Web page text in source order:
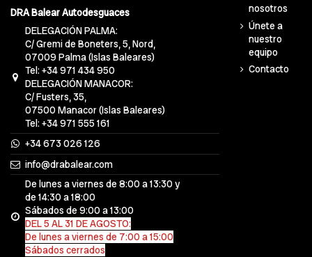
DRA Balear Autodesguaces
DELEGACIÓN PALMA:
C/ Gremi de Boneters, 5, Nord,
07009 Palma (Islas Baleares)
Tel: +34 971 434 950
DELEGACIÓN MANACOR:
C/ Fusters, 35,
07500 Manacor (Islas Baleares)
Tel: +34 971 555 161
+34 673 026 126
info@drabalear.com
De lunes a viernes de 8:00 a 13:30 y
de 14:30 a 18:00
Sábados de 9:00 a 13:00
DEL 5 AL 31 DE AGOSTO:
De lunes a viernes de 7:00 a 15:00
Sábados cerrados
nosotros
Únete a
nuestro
equipo
Contacto